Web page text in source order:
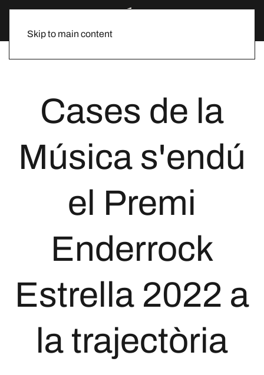
Skip to main content
Cases de la
Música s'endú
el Premi
Enderrock
Estrella 2022 a
la trajectòria